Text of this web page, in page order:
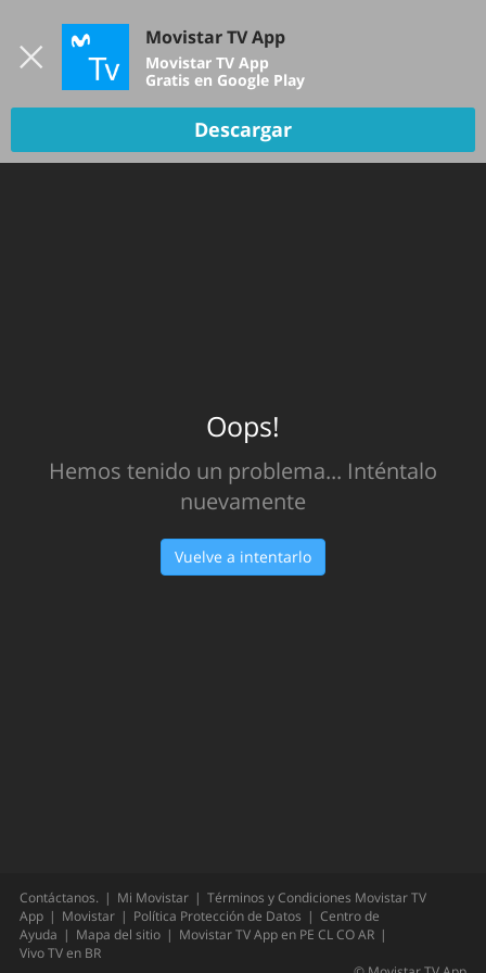
TV EN VIVO
Oops!
Hemos tenido un problema... Inténtalo
nuevamente
Contáctanos. Mi Movistar
Términos y Condiciones Movistar TV
App
Movistar Política Protección de Datos
Centro de
Ayuda
Mapa del sitio Movistar TV App en PE CLCOAR
Vivo TV en BR
Movistar TV App
Movistar TV App
Gratis en Google Play
Descargar